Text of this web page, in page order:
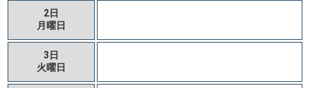
2日
月曜日
3日
火曜日